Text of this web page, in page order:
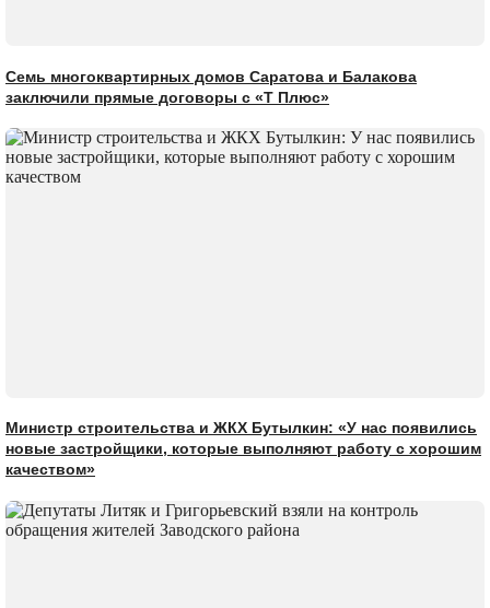
Семь многоквартирных домов Саратова и Балакова
заключили прямые договоры с «Т Плюс»
Министр строительства и ЖКХ Бутылкин: «У нас появились
новые застройщики, которые выполняют работу с хорошим
качеством»